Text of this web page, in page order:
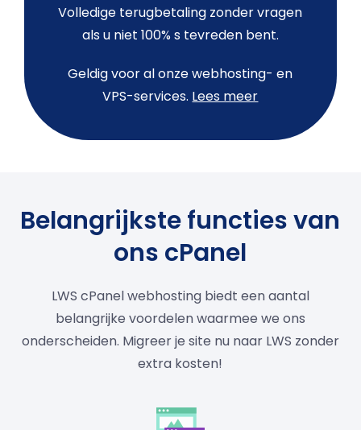
Volledige terugbetaling zonder vragen
als u niet 100% s tevreden bent.
Geldig voor al onze webhosting- en
VPS-services. Lees meer
Belangrijkste functies van
ons cPanel
LWS cPanel webhosting biedt een aantal
belangrijke voordelen waarmee we ons
onderscheiden. Migreer je site nu naar LWS zonder
extra kosten!